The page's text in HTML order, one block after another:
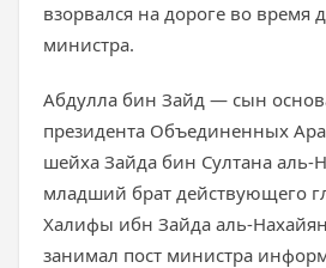
взорвался на дороге во время
министра.
Абдулла бин Зайд — сын
президента Объединенных
шейха Зайда бин Султана аль-
младший брат действующего
Халифы ибн Зайда аль-
занимал пост министра